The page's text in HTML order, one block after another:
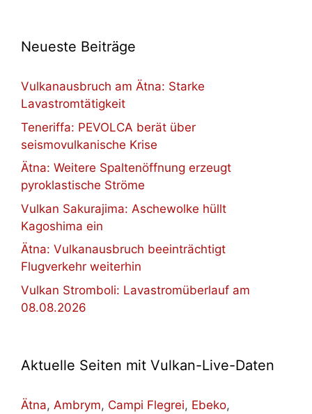
Neueste Beiträge
Vulkanausbruch am Ätna: Starke
Lavastromtätigkeit
Teneriffa: PEVOLCA berät über
seismovulkanische Krise
Ätna: Weitere Spaltenöffnung erzeugt
pyroklastische Ströme
Vulkan Sakurajima: Aschewolke hüllt
Kagoshima ein
Ätna: Vulkanausbruch beeinträchtigt
Flugverkehr weiterhin
Vulkan Stromboli: Lavastromüberlauf am
08.08.2026
Aktuelle Seiten mit Vulkan-Live-Daten
Ätna, Ambrym, Campi Flegrei, Ebeko,